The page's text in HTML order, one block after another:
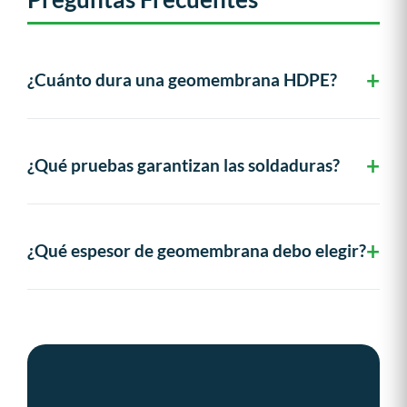
¿Cuánto dura una geomembrana HDPE?
¿Qué pruebas garantizan las soldaduras?
¿Qué espesor de geomembrana debo elegir?